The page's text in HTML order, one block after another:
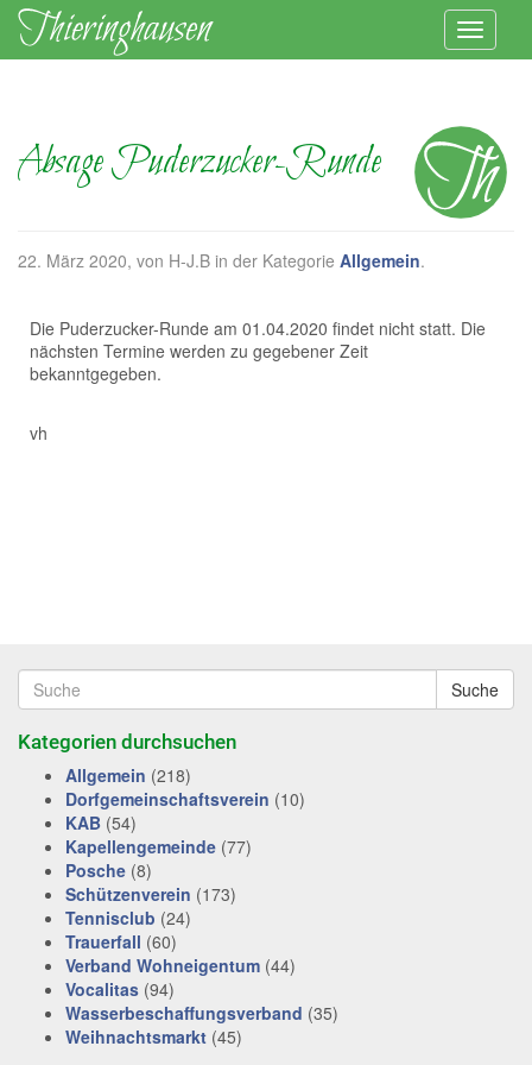
Absage Puderzucker-Runde
22. März 2020, von H-J.B in der Kategorie Allgemein.
Die Puderzucker-Runde am 01.04.2020 findet nicht statt. Die
nächsten Termine werden zu gegebener Zeit
bekanntgegeben.
vh
Suche
Kategorien durchsuchen
Allgemein (218)
Dorfgemeinschaftsverein (10)
KAB (54)
Kapellengemeinde (77)
Posche (8)
Schützenverein (173)
Tennisclub (24)
Trauerfall (60)
Verband Wohneigentum (44)
Vocalitas (94)
Wasserbeschaffungsverband (35)
Weihnachtsmarkt (45)